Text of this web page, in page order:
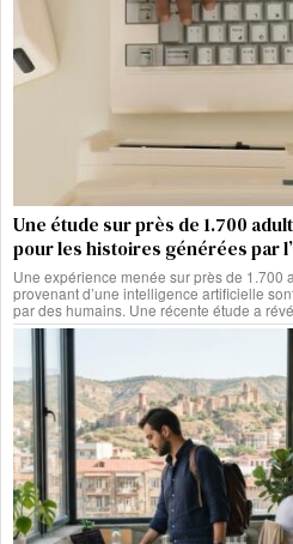
Une étude sur près de 1.700
pour les histoires générées par
Une expérience menée sur près de 1.700
provenant d’une intelligence artificielle
par des humains. Une récente étude a